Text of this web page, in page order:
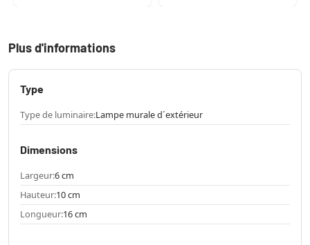
Plus d'informations
Type
Type de luminaire:Lampe murale d´extérieur
Dimensions
Largeur:6 cm
Hauteur:10 cm
Longueur:16 cm